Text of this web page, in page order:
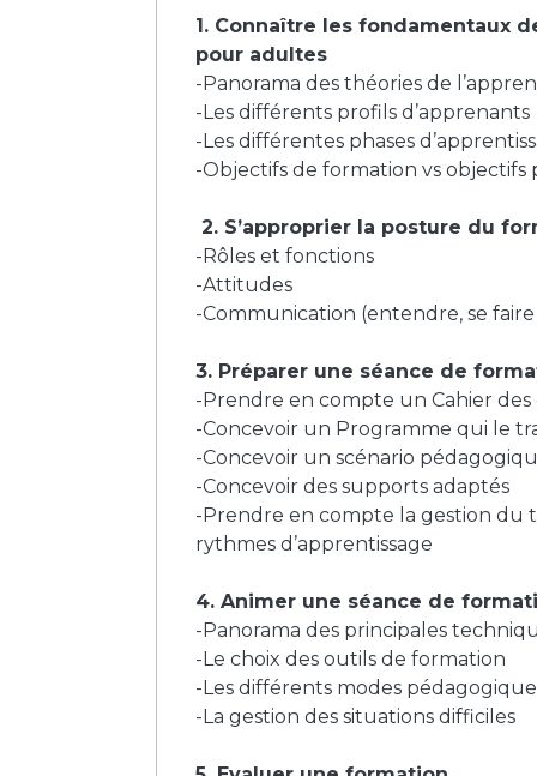
1. Connaître les fondamentaux
pour adultes
-Panorama des théories de
-Les différents profils d’apprenants
-Les différentes phases
-Objectifs de formation vs objectifs
2. S’approprier la posture du
-Rôles et fonctions
-Attitudes
-Communication (entendre, se
3. Préparer une séance de
-Prendre en compte un Cahier des
-Concevoir un Programme qui le
-Concevoir un scénario
-Concevoir des supports adaptés
-Prendre en compte la gestion du
rythmes d’apprentissage
4. Animer une séance de
-Panorama des principales
-Le choix des outils de formation
-Les différents modes
-La gestion des situations difficiles